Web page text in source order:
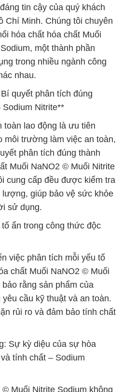
tin cậy của quý khách
Chí Minh. Chúng tôi chuyên
hóa chất hóa chất Muối
một thành phần
trong nhiều ngành công
nhau.
quyết phân tích đúng
Nitrite**
toàn lao động là ưu tiên
môi trường làm việc an toàn,
phân tích đúng thành
Muối NaNO2 © Muối Nitrite
cung cấp đều được kiểm tra
lượng, giúp bảo vệ sức khỏe
sử dụng.
ẩn trong công thức độc
việc phân tích mỗi yếu tố
chất Muối NaNO2 © Muối
rằng sản phẩm của
cầu kỹ thuật và an toàn.
rủi ro và đảm bảo tính chất
Sự kỳ diệu của sự hòa
tính chất – Sodium
Muối Nitrite Sodium không